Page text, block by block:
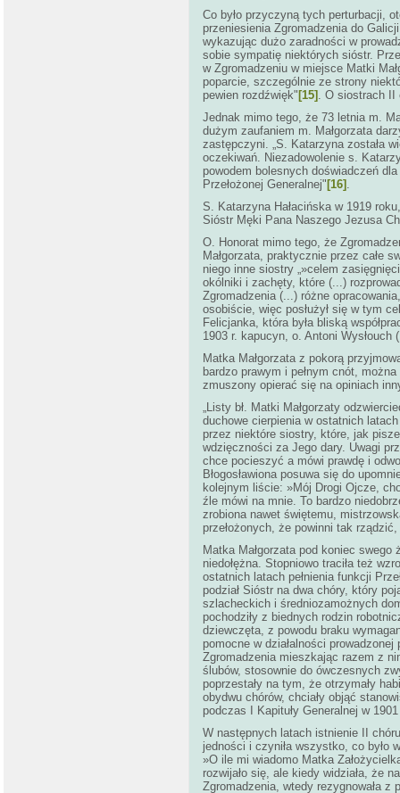
Co było przyczyną tych perturbacji,
przeniesienia Zgromadzenia do
wykazując dużo zaradności w
sobie sympatię niektórych sióstr.
w Zgromadzeniu w miejsce Matki
poparcie, szczególnie ze strony
pewien rozdźwięk" [15] . O siostrach II
Jednak mimo tego, że 73 letnia m.
dużym zaufaniem m. Małgorzata
zastępczyni. „S. Katarzyna została
oczekiwań. Niezadowolenie s.
powodem bolesnych doświadczeń
Przełożonej Generalnej" [16] .
S. Katarzyna Hałacińska w 1919
Sióstr Męki Pana Naszego Jezusa
O. Honorat mimo tego, że
Małgorzata, praktycznie przez całe
niego inne siostry „»celem
okólniki i zachęty, które (...)
Zgromadzenia (...) różne
osobiście, więc posłużył się w tym
Felicjanka, która była bliską
1903 r. kapucyn, o. Antoni Wysłouch
Matka Małgorzata z pokorą
bardzo prawym i pełnym cnót,
zmuszony opierać się na opiniach
„Listy bł. Matki Małgorzaty
duchowe cierpienia w ostatnich
przez niektóre siostry, które, jak
wdzięczności za Jego dary. Uwagi
chce pocieszyć a mówi prawdę i
Błogosławiona posuwa się do
kolejnym liście: »Mój Drogi Ojcze,
źle mówi na mnie. To bardzo
zrobiona nawet świętemu,
przełożonych, że powinni tak
Matka Małgorzata pod koniec
niedołężna. Stopniowo traciła też
ostatnich latach pełnienia funkcji
podział Sióstr na dwa chóry, który
szlacheckich i średniozamożnych
pochodziły z biednych rodzin
dziewczęta, z powodu braku
pomocne w działalności
Zgromadzenia mieszkając razem z
ślubów, stosownie do ówczesnych
poprzestały na tym, że otrzymały
obydwu chórów, chciały objąć
podczas I Kapituły Generalnej w
W następnych latach istnienie II
jedności i czyniła wszystko, co było
»O ile mi wiadomo Matka
rozwijało się, ale kiedy widziała, że
Zgromadzenia, wtedy rezygnowała